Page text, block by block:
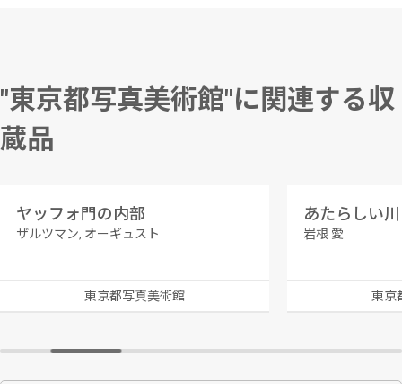
"東京都写真美術館"に関連する収
蔵品
ヤッフォ門の内部
ザルツマン, オーギュスト
東京都写真美術館
岩根 愛
東京